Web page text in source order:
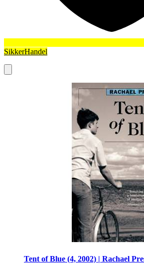
SikkerHandel
Tent of Blue (4, 2002) | Rachael